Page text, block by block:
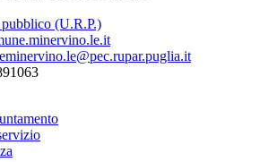
(U.R.P.)